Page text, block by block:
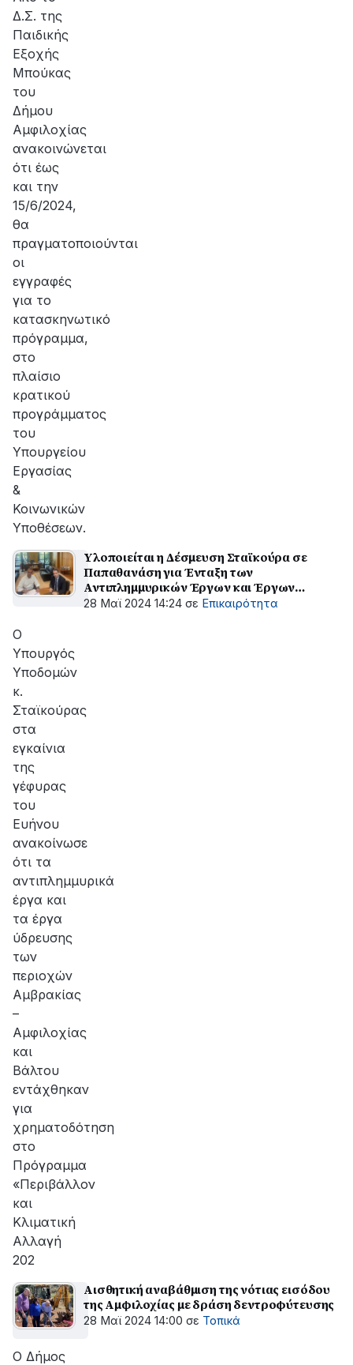
Δ.Σ. της
Παιδικής
Εξοχής
Μπούκας
του
Δήμου
Αμφιλοχίας
ανακοινώνεται
ότι έως
και την
15/6/2024,
θα
πραγματοποιούνται
οι
εγγραφές
για το
κατασκηνωτικό
πρόγραμμα,
στο
πλαίσιο
κρατικού
προγράμματος
του
Υπουργείου
Εργασίας
&
Κοινωνικών
Υποθέσεων.
Υλοποιείται η Δέσμευση Σταϊκούρα σε
Παπαθανάση για Ένταξη των
Αντιπλημμυρικών Έργων και Έργων
Ύδρευσης των περιοχών Αμβρακίας –
28 Μαϊ 2024 14:24 σε Επικαιρότητα
Ο
Υπουργός
Υποδομών
κ.
Σταϊκούρας
στα
εγκαίνια
της
γέφυρας
του
Ευήνου
ανακοίνωσε
ότι τα
αντιπλημμυρικά
έργα και
τα έργα
ύδρευσης
των
περιοχών
Αμβρακίας
–
Αμφιλοχίας
και
Βάλτου
εντάχθηκαν
για
χρηματοδότηση
στο
Πρόγραμμα
«Περιβάλλον
και
Κλιματική
Αλλαγή
202
Αισθητική αναβάθμιση της νότιας εισόδου
της Αμφιλοχίας με δράση δεντροφύτευσης
28 Μαϊ 2024 14:00 σε Τοπικά
Ο Δήμος